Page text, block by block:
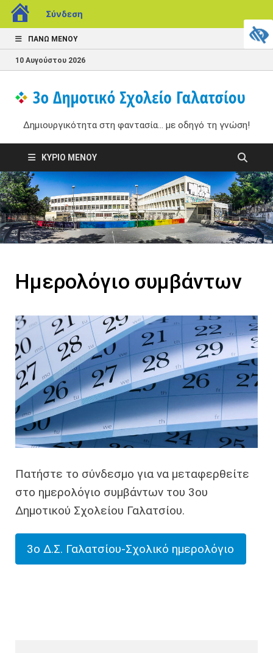
Σύνδεση
ΠΆΝΩ ΜΕΝΟΎ
10 Αυγούστου 2026
Δημιουργικότητα στη φαντασία... με οδηγό τη γνώση!
ΚΎΡΙΟ ΜΕΝΟΎ
Ημερολόγιο συμβάντων
Πατήστε το σύνδεσμο για να μεταφερθείτε
στο ημερολόγιο συμβάντων του 3ου
Δημοτικού Σχολείου Γαλατσίου.
3ο Δ.Σ. Γαλατσίου-Σχολικό ημερολόγιο